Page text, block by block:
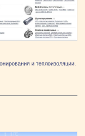
и теплоизоляции.